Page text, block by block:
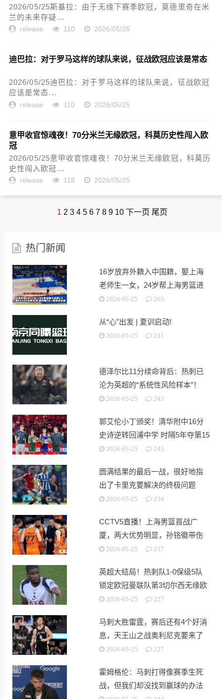
2026/05/25斯基拉：由于无缘下赛季欧冠，莫德里奇在米
兰的未来存疑...
release 110 2026/05/25
迪巴拉：对于罗马这样的球队来说，征战欧冠应该是常态
2026/05/25迪巴拉：对于罗马这样的球队来说，征战欧冠
应该是常态...
release 110 2026/05/25
意甲收官惊魂夜！70分米兰无缘欧冠，科莫历史性闯入欧
冠
2026/05/25意甲收官惊魂夜！70分米兰无缘欧冠，科莫历
史性闯入欧冠...
release 118 2026/05/25
1 2 3 4 5 6 7 8 9 10 下一页 尾页
热门新闻
16岁放弃外籍入中国籍，娶上海
老师生一女，24岁帮上海男篮进
决赛
2026-05-25 263
从“心”出发 | 夏训启动!
2026-05-25 231
德泽尔比11分续命背后：热刺已
沦为英超的“系统性风险样本”！
2026-05-25 243
郭艾伦小丁颁奖！清华附中16分
史诗逆转回浦中学 时隔5年夺第15
冠2026-05-25 243
圆满结果的最后一战，很好地指
出了卡里克要解决的终极问题
2026-05-25 234
CCTV5直播！上海男篮首战广
厦，两大优势明显，孙铭徽带伤
出战！
2026-05-25 237
英超大结局！热刺队1-0保级5队
锁定欧冠曼联队第3切尔西无缘欧
战2026-05-25 227
马刺大胜雷霆，赛后还有4个好消
息，天王山之战奥利尼克要来了
2026-05-25 227
霍姆格伦：马刺打得像赛季生死
战，但我们却没找到赢球的办法